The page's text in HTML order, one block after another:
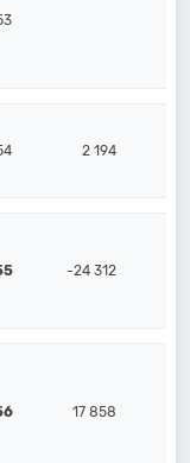
2 194
-24 312
17 858